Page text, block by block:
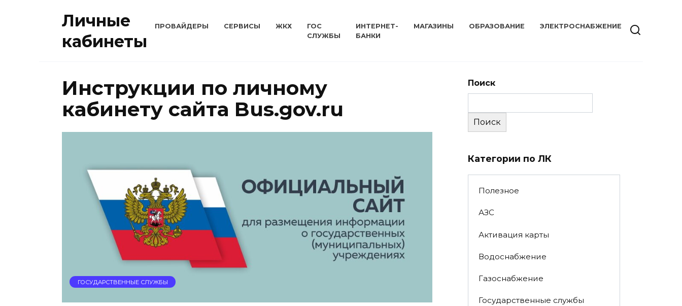
Личные
кабинеты
ПРОВАЙДЕРЫ СЕРВИСЫ ЖКХ
ГОС
СЛУЖБЫ
ИНТЕРНЕТ-
БАНКИ
МАГАЗИНЫ ОБРАЗОВАНИЕ ЭЛЕКТРОСНАБЖЕНИЕ
Инструкции по личному
кабинету сайта Bus.gov.ru
ГОСУДАРСТВЕННЫЕ СЛУЖБЫ
Поиск
Поиск
Категории по ЛК
Полезное
АЗС
Активация карты
Водоснабжение
Газоснабжение
Государственные службы